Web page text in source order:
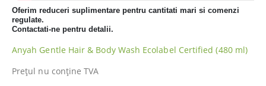
Oferim reduceri suplimentare pentru cantitati mari si comenzi
regulate.
Contactati-ne pentru detalii.
Anyah Gentle Hair & Body Wash Ecolabel Certified (480 ml)
Prețul nu conține TVA